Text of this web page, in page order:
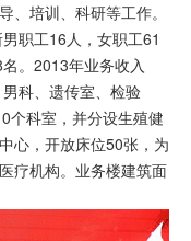
培训、科研等工作。
职工16人，女职工61
。2013年业务收入
科、遗传室、检验
个科室，并分设生殖健
心，开放床位50张，为
疗机构。业务楼建筑面